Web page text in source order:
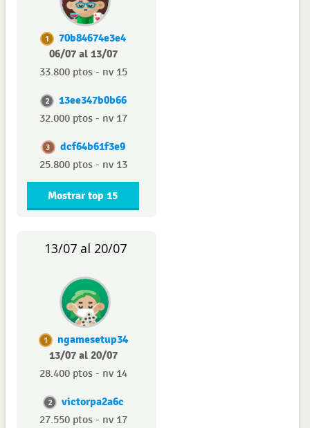
1
70b84674e3e4
06/07 al 13/07
33.800 ptos - nv 15
2 13ee347b0b66
32.000 ptos - nv 17
3 dcf64b61f3e9
25.800 ptos - nv 13
Mostrar top 15
13/07 al 20/07
1
ngamesetup34
13/07 al 20/07
28.400 ptos - nv 14
2 victorpa2a6c
27.550 ptos - nv 17